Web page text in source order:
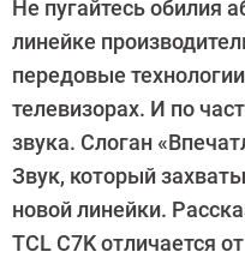
Не пугайтесь обилия
линейке
передовые
телевизорах. И по
звука. Слоган
Звук, который
новой линейки.
TCL C7K отличается